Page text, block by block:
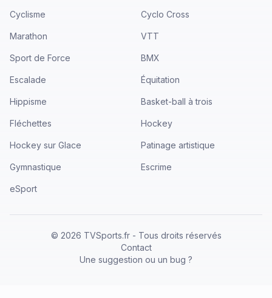
Cyclisme Cyclo Cross
Marathon VTT
Sport de Force BMX
Escalade Équitation
Hippisme Basket-ball à trois
Fléchettes Hockey
Hockey sur Glace Patinage artistique
Gymnastique Escrime
eSport
© 2026 TVSports.fr - Tous droits réservés
Contact
Une suggestion ou un bug ?